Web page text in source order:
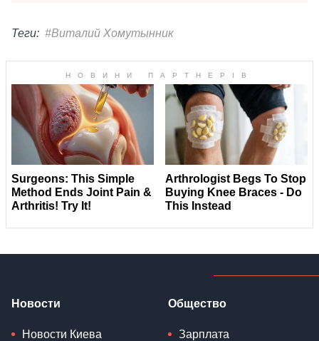
Теги: #Виталий Хомутынник
Новости
Новости Киева
Общество
Зарплата